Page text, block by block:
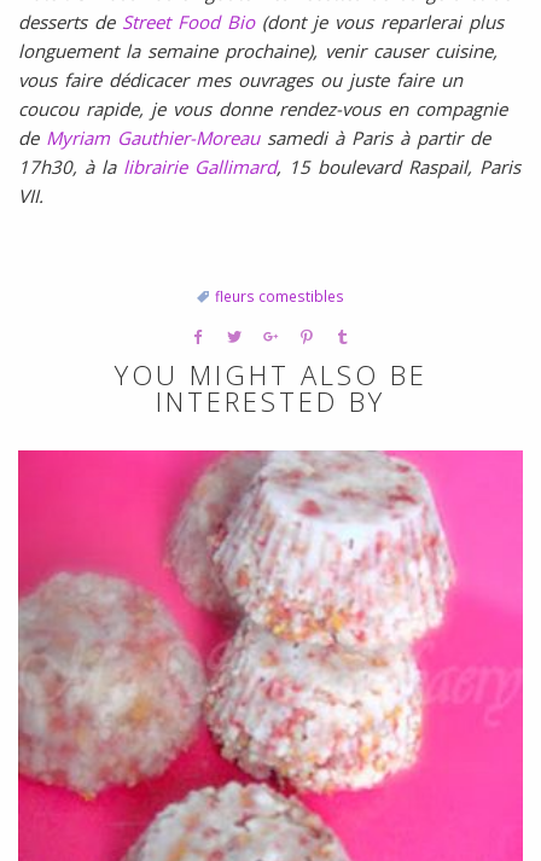
desserts de Street Food Bio (dont je vous reparlerai plus
longuement la semaine prochaine), venir causer cuisine,
vous faire dédicacer mes ouvrages ou juste faire un
coucou rapide, je vous donne rendez-vous en compagnie
de Myriam Gauthier-Moreausamedi à Paris à partir de
17h30, à la librairie Gallimard, 15 boulevard Raspail, Paris
VII.
fleurs comestibles
YOU MIGHT ALSO BE
INTERESTED BY